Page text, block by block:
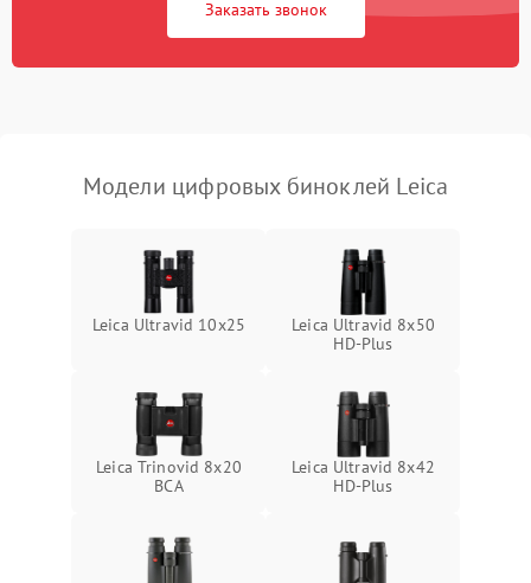
1500 ₽ Подробнее →
Заказать звонок
Модели цифровых биноклей Leica
Leica Ultravid 10x25
Leica Ultravid 8x50
HD-Plus
Leica Trinovid 8x20
BCA
Leica Ultravid 8x42
HD-Plus